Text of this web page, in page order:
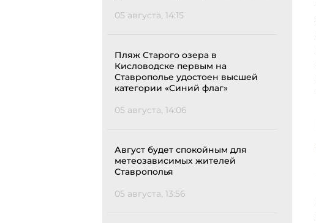
05 августа, 14:15
Пляж Старого озера в
Кисловодске первым на
Ставрополье удостоен высшей
категории «Синий флаг»
05 августа, 14:06
Август будет спокойным для
метеозависимых жителей
Ставрополья
05 августа, 13:56